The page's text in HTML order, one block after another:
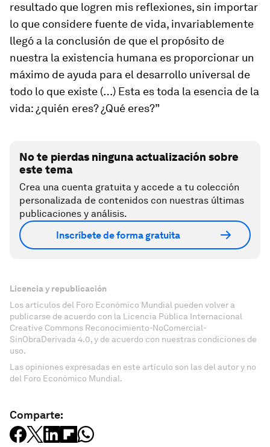
resultado que logren mis reflexiones, sin importar
lo que considere fuente de vida, invariablemente
llegó a la conclusión de que el propósito de
nuestra la existencia humana es proporcionar un
máximo de ayuda para el desarrollo universal de
todo lo que existe (…) Esta es toda la esencia de la
vida: ¿quién eres? ¿Qué eres?”
No te pierdas ninguna actualización sobre
este tema
Crea una cuenta gratuita y accede a tu colección
personalizada de contenidos con nuestras últimas
publicaciones y análisis.
Inscríbete de forma gratuita
Licencia y republicación
Los artículos del Foro Económico Mundial pueden volver a
publicarse de acuerdo con la Licencia Pública Internacional
Creative Commons Reconocimiento-NoComercial-
SinObraDerivada 4.0, y de acuerdo con nuestras condiciones de
uso.
Las opiniones expresadas en este artículo son las del autor y no
del Foro Económico Mundial.
Comparte: